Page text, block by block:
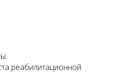
реабилитационной